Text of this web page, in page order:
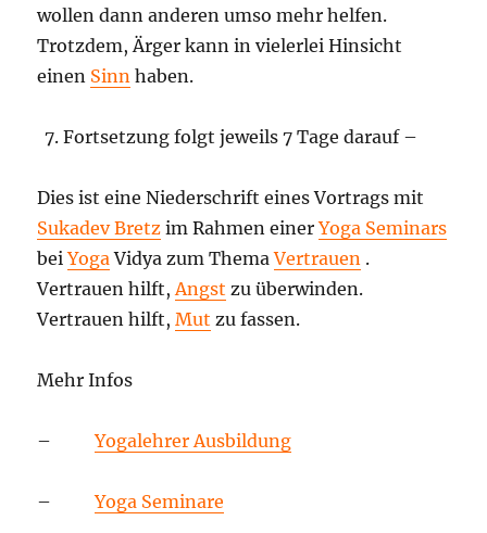
wollen dann anderen umso mehr helfen.
Trotzdem, Ärger kann in vielerlei Hinsicht
einen Sinn haben.
Fortsetzung folgt jeweils 7 Tage darauf –
Dies ist eine Niederschrift eines Vortrags mit
Sukadev Bretz im Rahmen einerYoga Seminars
beiYoga Vidya zum ThemaVertrauen .
Vertrauen hilft, Angst zu überwinden.
Vertrauen hilft,Mut zu fassen.
Mehr Infos
–Yogalehrer Ausbildung
–Yoga Seminare